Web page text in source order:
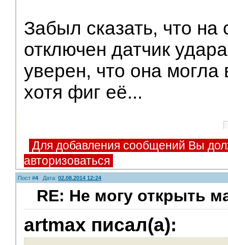
Забыл сказать, что на
отключен датчик
уверен, что она
хотя фиг её...
Для добавления сообщений Вы
авторизоваться
Пост #4Дата:02.08.2014 12:24
RE: Не могу открыть
artmax писал(а):
Модераторы